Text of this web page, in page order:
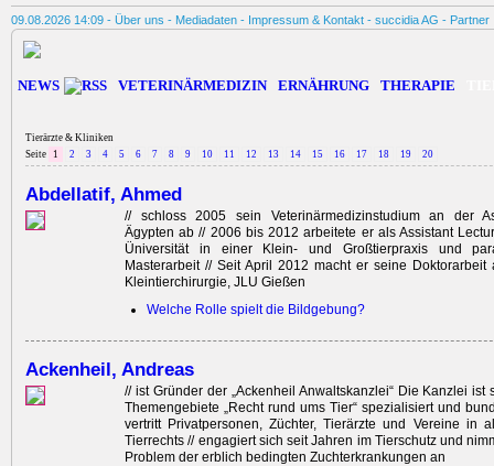
09.08.2026 14:09 - Über uns - Mediadaten - Impressum & Kontakt - succidia AG - Partner
NEWS VETERINÄRMEDIZIN ERNÄHRUNG THERAPIE
Tierärzte & Kliniken
Seite
1 2 3 4 5 6 7 8 9 10 11 12 13 14 15 16 17 18 19 20
Abdellatif, Ahmed
// schloss 2005 sein ­Veterinärmedizinstudium an der
Ägypten ab // 2006 bis 2012 arbeitete er als Assistant
Üniversität in einer Klein- und Großtierpraxis und
Masterarbeit // Seit April 2012 macht er seine
Kleintierchirurgie, JLU Gießen
Welche Rolle spielt die Bildgebung?
Ackenheil, Andreas
// ist Gründer der „Ackenheil Anwaltskanzlei“ Die Kanzlei ist
Themengebiete „Recht rund ums Tier“ spezialisiert und
vertritt Privatpersonen, Züchter, Tierärzte und Vereine in
Tierrechts // engagiert sich seit Jahren im Tierschutz und
Problem der erblich bedingten Zucht­erkrankungen an